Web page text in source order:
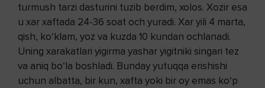
turmush tarzi dasturini tuzib berdim, xolos. Xozir esa
u xar xaftada 24-36 soat och yuradi. Xar yili 4 marta,
qish, ko‘klam, yoz va kuzda 10 kundan ochlanadi.
Uning xarakatlari yigirma yashar yigitniki singari tez
va aniq bo‘la boshladi. Bunday yutuqqa erishishi
uchun albatta, bir kun, xafta yoki bir oy emas ko‘p